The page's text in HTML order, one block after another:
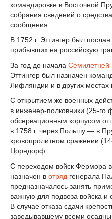
командировке в Восточной
собрания сведений о
сообщения.
В 1752 г. Эттингер был
прибывших на российскую
За год до начала Семилетней
Эттингер был назначен
Лифляндии и в других
С открытием же военных
в инженер-полковники (25-го
обсервационным корпусом
в 1758 г. через Польшу — в
кровопролитном сражении
Цорндорф.
С переходом войск Фермора
назначен в отряд генерала
предназначалось занять
важную для подвоза войска и
В случае отказа сдачи
заведывавшему всеми